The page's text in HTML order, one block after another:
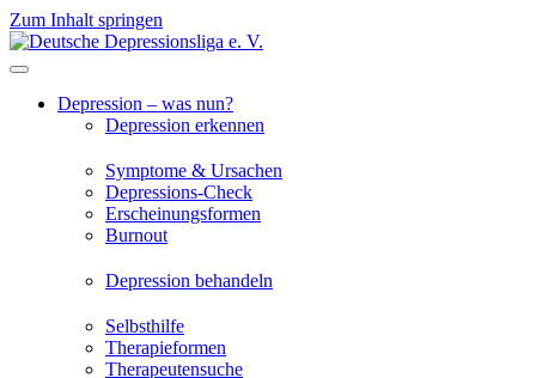
Zum Inhalt springen
Depression – was nun?
Depression erkennen
Symptome & Ursachen
Depressions-Check
Erscheinungsformen
Burnout
Depression behandeln
Selbsthilfe
Therapieformen
Therapeutensuche